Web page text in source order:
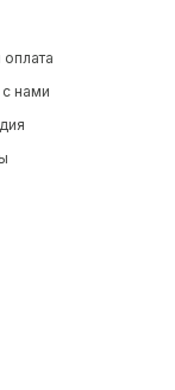
оплата
нами